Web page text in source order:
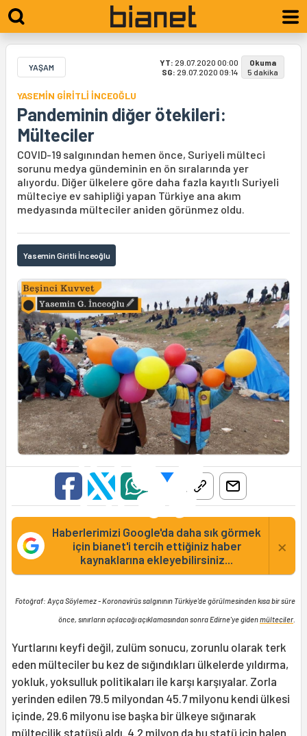
YAŞAM YT: 29.07.2020 00:00
SG: 29.07.2020 09:14
Okuma
5 dakika
YASEMİN GİRİTLİ İNCEOĞLU
Pandeminin diğer ötekileri:
Mülteciler
COVID-19 salgınından hemen önce, Suriyeli mülteci
sorunu medya gündeminin en ön sıralarında yer
alıyordu. Diğer ülkelere göre daha fazla kayıtlı Suriyeli
mülteciye ev sahipliği yapan Türkiye ana akım
medyasında mülteciler aniden görünmez oldu.
Yasemin Giritli İnceoğlu
Haberlerimizi Google'da daha sık görmek
için bianet'i tercih ettiğiniz haber
kaynaklarına ekleyebilirsiniz...
×
Fotoğraf: Ayça Söylemez - Koronavirüs salgınının Türkiye'de görülmesinden kısa bir süre
önce, sınırların açılacağı açıklamasından sonra Edirne'ye gidenmülteciler
Yurtlarını keyfi değil, zulüm sonucu, zorunlu olarak terk
eden mülteciler bu kez de sığındıkları ülkelerde yıldırma,
yokluk, yoksulluk politikaları ile karşı karşıyalar. Zorla
yerinden edilen 79.5 milyondan 45.7 milyonu kendi ülkesi
içinde, 29.6 milyonu ise başka bir ülkeye sığınarak
mültecilik statüsü aldı. 4.2 milyon da bu statü için halen